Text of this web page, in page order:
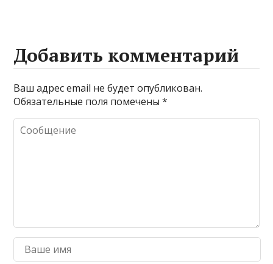
Добавить комментарий
Ваш адрес email не будет опубликован.
Обязательные поля помечены*